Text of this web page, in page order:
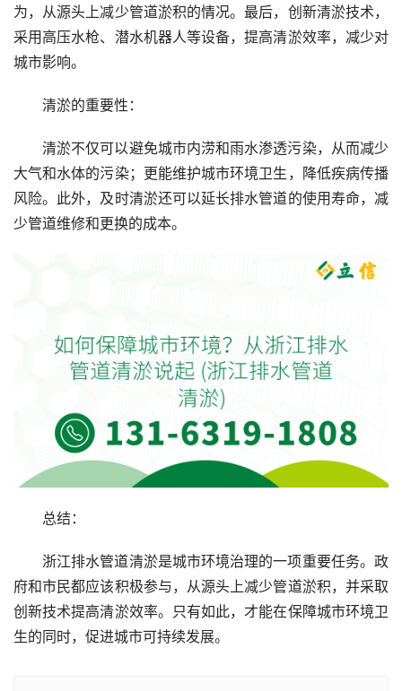
为，从源头上减少管道淤积的情况。最后，创新清淤技术，
采用高压水枪、潜水机器人等设备，提高清淤效率，减少对
城市影响。
清淤的重要性：
清淤不仅可以避免城市内涝和雨水渗透污染，从而减少
大气和水体的污染；更能维护城市环境卫生，降低疾病传播
风险。此外，及时清淤还可以延长排水管道的使用寿命，减
少管道维修和更换的成本。
总结：
浙江排水管道清淤是城市环境治理的一项重要任务。政
府和市民都应该积极参与，从源头上减少管道淤积，并采取
创新技术提高清淤效率。只有如此，才能在保障城市环境卫
生的同时，促进城市可持续发展。